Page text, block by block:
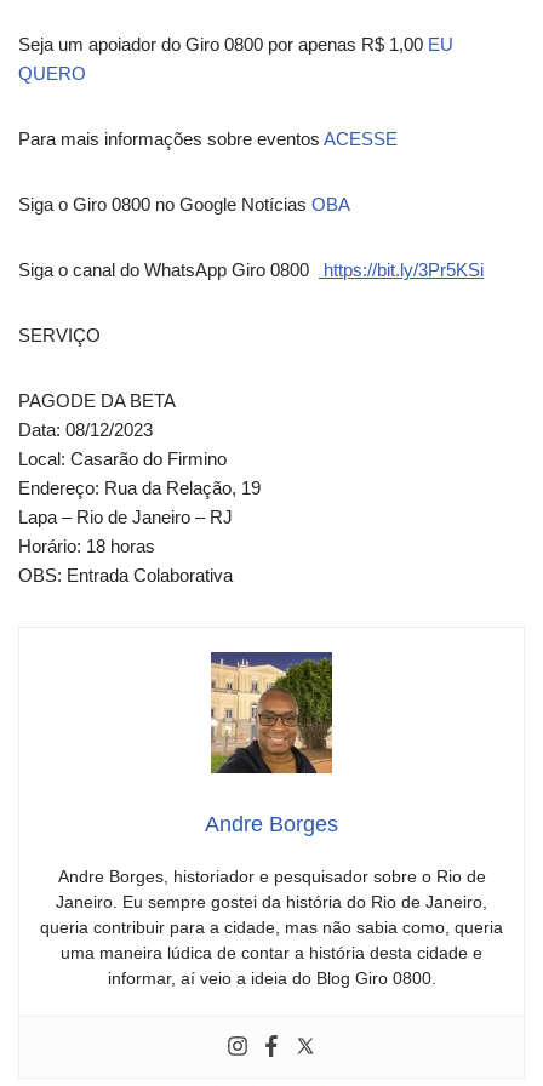
Seja um apoiador do Giro 0800 por apenas R$ 1,00 EU
QUERO
Para mais informações sobre eventos ACESSE
Siga o Giro 0800 no Google Notícias OBA
Siga o canal do WhatsApp Giro 0800 https://bit.ly/3Pr5KSi
SERVIÇO
PAGODE DA BETA
Data: 08/12/2023
Local: Casarão do Firmino
Endereço: Rua da Relação, 19
Lapa – Rio de Janeiro – RJ
Horário: 18 horas
OBS: Entrada Colaborativa
Andre Borges
Andre Borges, historiador e pesquisador sobre o Rio de
Janeiro. Eu sempre gostei da história do Rio de Janeiro,
queria contribuir para a cidade, mas não sabia como, queria
uma maneira lúdica de contar a história desta cidade e
informar, aí veio a ideia do Blog Giro 0800.